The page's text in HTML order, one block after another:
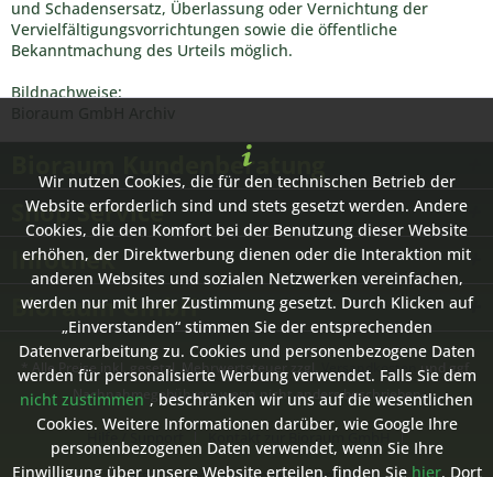
und Schadensersatz, Überlassung oder Vernichtung der
Vervielfältigungsvorrichtungen sowie die öffentliche
Bekanntmachung des Urteils möglich.
Bildnachweise:
Bioraum Kundenberatung
Shop Service
Infothek
Bioraum GmbH
* Alle Preise inkl. gesetzl. Mehrwertsteuer zzgl. Versandkosten und ggf.
Nachnahmegebühren, wenn nicht anders beschrieben
Hilfe / Support
Kontakt zur Bioraum GmbH
Wir nutzen Cookies, die für den technischen Betrieb der
Website erforderlich sind und stets gesetzt werden. Andere
Cookies, die den Komfort bei der Benutzung dieser Website
erhöhen, der Direktwerbung dienen oder die Interaktion mit
anderen Websites und sozialen Netzwerken vereinfachen,
werden nur mit Ihrer Zustimmung gesetzt. Durch Klicken auf
„Einverstanden“ stimmen Sie der entsprechenden
Datenverarbeitung zu. Cookies und personenbezogene Daten
werden für personalisierte Werbung verwendet. Falls Sie dem
nicht zustimmen , beschränken wir uns auf die wesentlichen
Cookies. Weitere Informationen darüber, wie Google Ihre
personenbezogenen Daten verwendet, wenn Sie Ihre
Einwilligung über unsere Website erteilen, finden Sie hier. Dort